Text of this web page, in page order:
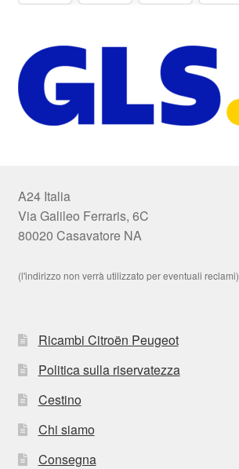
A24 Italia
Via Galileo Ferraris, 6C
80020 Casavatore NA
(l'indirizzo non verrà utilizzato per eventuali reclami)
Ricambi Citroën Peugeot
Politica sulla riservatezza
Cestino
Chi siamo
Consegna